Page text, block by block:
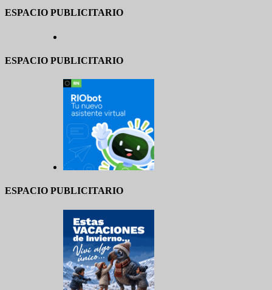
ESPACIO PUBLICITARIO
ESPACIO PUBLICITARIO
ESPACIO PUBLICITARIO